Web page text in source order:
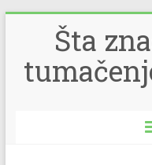
Šta